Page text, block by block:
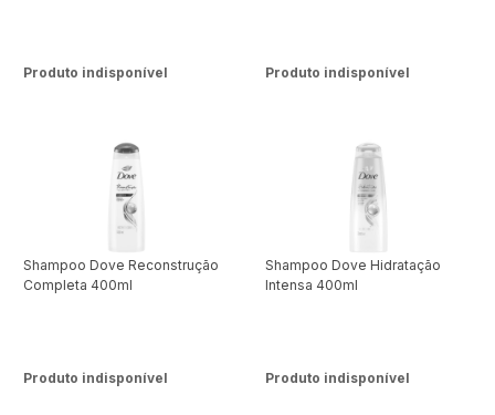
Produto indisponível Produto indisponível
Shampoo Dove Reconstrução
Completa 400ml
Produto indisponível
Shampoo Dove Hidratação
Intensa 400ml
Produto indisponível